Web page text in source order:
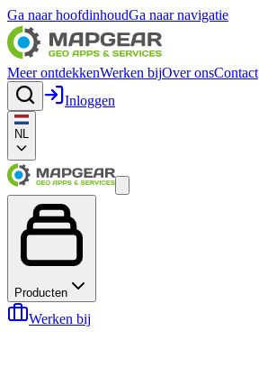
Ga naar hoofdinhoudGa naar navigatie
Meer ontdekkenWerken bijOver onsContact
Inloggen
NL
Producten
Werken bij